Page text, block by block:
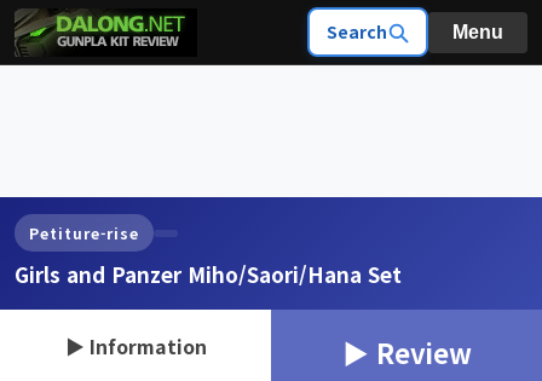
Search Menu
Petiture-rise
Girls and Panzer Miho/Saori/Hana Set
▶ Information ▶ Review